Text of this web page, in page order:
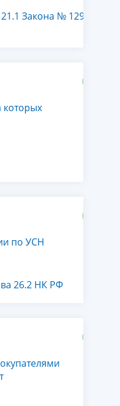
Закона № 129-
которых
по УСН
26.2 НК РФ